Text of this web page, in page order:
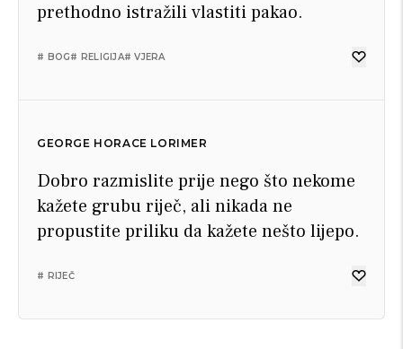
prethodno istražili vlastiti pakao.
# BOG# RELIGIJA# VJERA
GEORGE HORACE LORIMER
Dobro razmislite prije nego što nekome
kažete grubu riječ, ali nikada ne
propustite priliku da kažete nešto lijepo.
# RIJEČ